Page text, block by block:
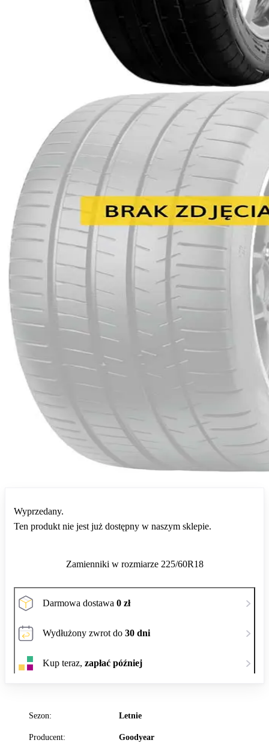
Sezon: Letnie
Producent: Goodyear
Wyprzedany.
Ten produkt nie jest już dostępny w naszym sklepie.
Zamienniki w rozmiarze 225/60R18
Darmowa dostawa 0 zł
Wydłużony zwrot do 30 dni
Kup teraz, zapłać później